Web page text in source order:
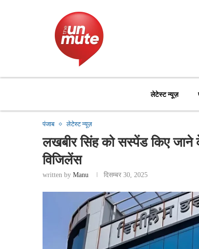
लेटेस्ट न्यूज़
पंजाब लेटेस्ट न्यूज़
लखबीर सिंह को सस्पेंड किए
विजिलेंस
written by Manu दिसम्बर 30, 2025